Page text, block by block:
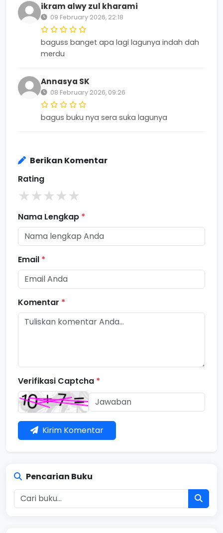
ikram alwy zul kharami
09 February 2026, 22:18
baguss banget apa lagi lagunya indah dah
merdu
Annasya SK
08 February 2026, 09:26
bagus buku nya sera suka lagunya
Berikan Komentar
Rating
★★★★★
Nama Lengkap *
Email *
Komentar *
Verifikasi Captcha *
Kirim Komentar
Pencarian Buku